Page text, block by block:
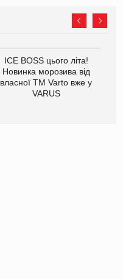
ICE BOSS цього літа!
Новинка морозива від
власної ТМ Varto вже у
VARUS